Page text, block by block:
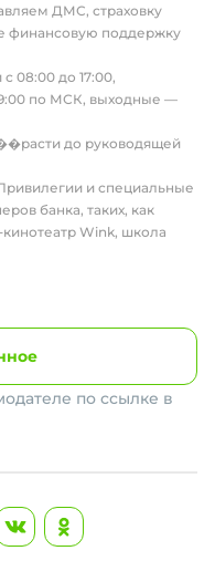
ДМС, страховку
финансовую поддержку
08:00 до 17:00,
по МСК, выходные —
до руководящей
и специальные
банка, таких, как
Wink, школа
по ссылке в